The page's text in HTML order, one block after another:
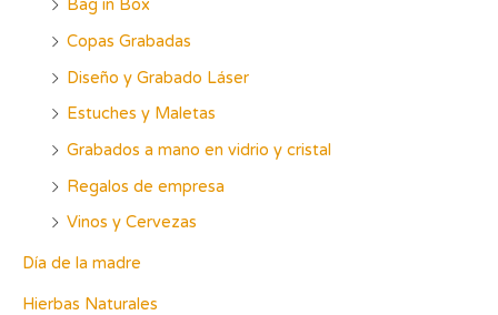
Bag in Box
Copas Grabadas
Diseño y Grabado Láser
Estuches y Maletas
Grabados a mano en vidrio y cristal
Regalos de empresa
Vinos y Cervezas
Día de la madre
Hierbas Naturales